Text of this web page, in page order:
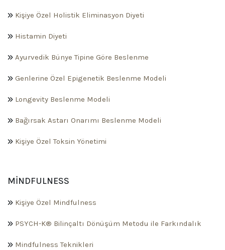
Kişiye Özel Holistik Eliminasyon Diyeti
Histamin Diyeti
Ayurvedik Bünye Tipine Göre Beslenme
Genlerine Özel Epigenetik Beslenme Modeli
Longevity Beslenme Modeli
Bağırsak Astarı Onarımı Beslenme Modeli
Kişiye Özel Toksin Yönetimi
MINDFULNESS
Kişiye Özel Mindfulness
PSYCH-K® Bilinçaltı Dönüşüm Metodu ile Farkındalık
Mindfulness Teknikleri